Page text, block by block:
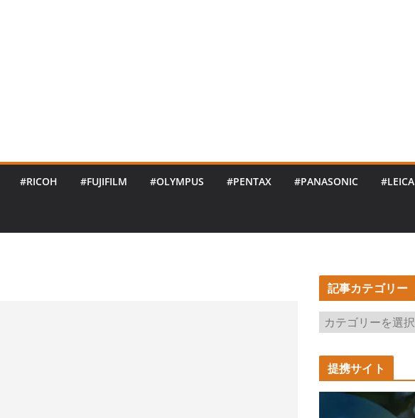
#RICOH #FUJIFILM #OLYMPUS #PENTAX #PANASONIC #LEICA
記事カテゴリー
記
事
カ
テ
ゴ
提携サイト